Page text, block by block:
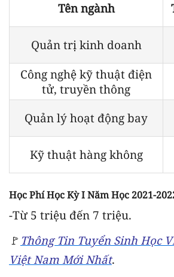
Tên ngành
Quản trị kinh doanh
Công nghệ kỹ thuật điện
tử, truyền thông
Quản lý hoạt động bay
Kỹ thuật hàng không
Học Phí Học Kỳ I Năm Học 2021-
-Từ 5 triệu đến 7 triệu.
🚩 Thông Tin Tuyển Sinh Học
Việt Nam Mới Nhất.